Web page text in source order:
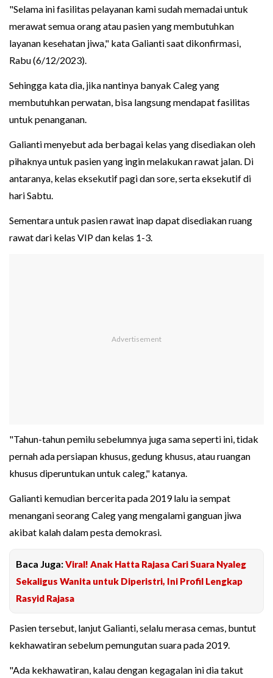
"Selama ini fasilitas pelayanan kami sudah memadai untuk
merawat semua orang atau pasien yang membutuhkan
layanan kesehatan jiwa," kata Galianti saat dikonfirmasi,
Rabu (6/12/2023).
Sehingga kata dia, jika nantinya banyak Caleg yang
membutuhkan perwatan, bisa langsung mendapat fasilitas
untuk penanganan.
Galianti menyebut ada berbagai kelas yang disediakan oleh
pihaknya untuk pasien yang ingin melakukan rawat jalan. Di
antaranya, kelas eksekutif pagi dan sore, serta eksekutif di
hari Sabtu.
Sementara untuk pasien rawat inap dapat disediakan ruang
rawat dari kelas VIP dan kelas 1-3.
"Tahun-tahun pemilu sebelumnya juga sama seperti ini, tidak
pernah ada persiapan khusus, gedung khusus, atau ruangan
khusus diperuntukan untuk caleg," katanya.
Galianti kemudian bercerita pada 2019 lalu ia sempat
menangani seorang Caleg yang mengalami ganguan jiwa
akibat kalah dalam pesta demokrasi.
Baca Juga:Viral! Anak Hatta Rajasa Cari Suara Nyaleg
Sekaligus Wanita untuk Diperistri, Ini Profil Lengkap
Rasyid Rajasa
Pasien tersebut, lanjut Galianti, selalu merasa cemas, buntut
kekhawatiran sebelum pemungutan suara pada 2019.
"Ada kekhawatiran, kalau dengan kegagalan ini dia takut